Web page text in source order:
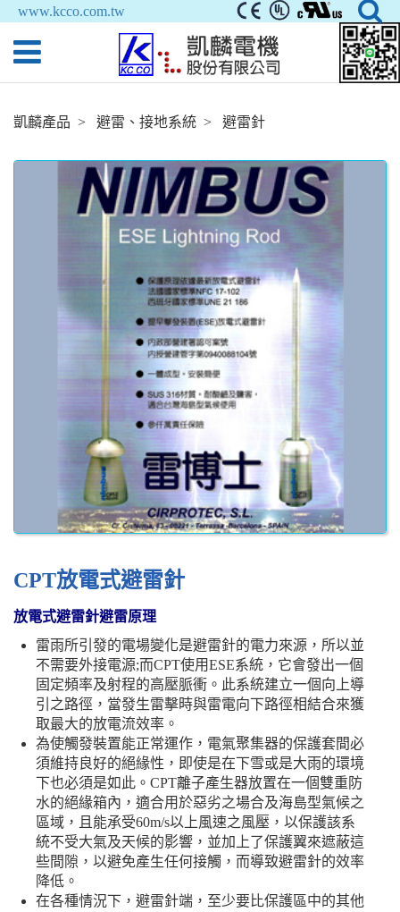
www.kcco.com.tw
凱麟產品 避雷、接地系統 避雷針
CPT放電式避雷針
放電式避雷針避雷原理
雷雨所引發的電場變化是避雷針的電力來源，所以並
不需要外接電源;而CPT使用ESE系統，它會發出一個
固定頻率及射程的高壓脈衝。此系統建立一個向上導
引之路徑，當發生雷擊時與雷電向下路徑相結合來獲
取最大的放電流效率。
為使觸發裝置能正常運作，電氣聚集器的保護套間必
須維持良好的絕緣性，即使是在下雪或是大雨的環境
下也必須是如此。CPT離子產生器放置在一個雙重防
水的絕緣箱內，適合用於惡劣之場合及海島型氣候之
區域，且能承受60m/s以上風速之風壓，以保護該系
統不受大氣及天候的影響，並加上了保護翼來遮蔽這
些間隙，以避免產生任何接觸，而導致避雷針的效率
降低。
在各種情況下，避雷針端，至少要比保護區中的其他